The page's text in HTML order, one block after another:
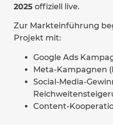
2025 offiziell live.
Zur Markteinführung
Projekt mit:
Google Ads
Meta-Kampagnen
Social-Media-
Content-